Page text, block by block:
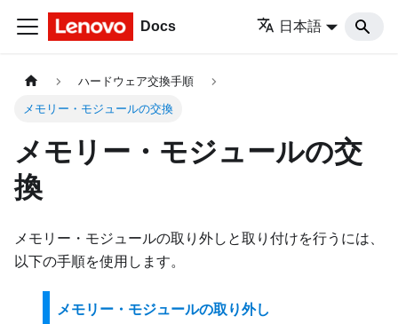
Docs 日本語
ハードウェア交換手順
メモリー・モジュールの交換
メモリー・モジュールの交
換
メモリー・モジュールの取り外しと取り付けを行うには、
以下の手順を使用します。
メモリー・モジュールの取り外し